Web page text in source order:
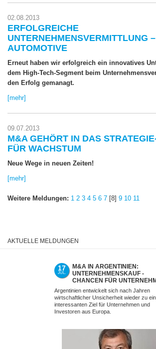
02.08.2013
ERFOLGREICHE
UNTERNEHMENSVERMITTLUNG –
AUTOMOTIVE
Erneut haben wir erfolgreich ein innovatives
dem High-Tech-Segment beim
den Erfolg gemanagt.
[mehr]
09.07.2013
M&A GEHÖRT IN DAS
FÜR WACHSTUM
Neue Wege in neuen Zeiten!
[mehr]
Weitere Meldungen: 1 2 3 4 5 6 7 [8] 9 10 11
AKTUELLE MELDUNGEN
17
JUL.
M&A IN ARGENTINIEN:
UNTERNEHMENSKAUF -
CHANCEN FÜR
UND INVESTOREN AUS
Argentinien entwickelt sich nach Jahren
wirtschaftlicher Unsicherheit wieder zu
interessanten Ziel für Unternehmen und
Investoren aus Europa.